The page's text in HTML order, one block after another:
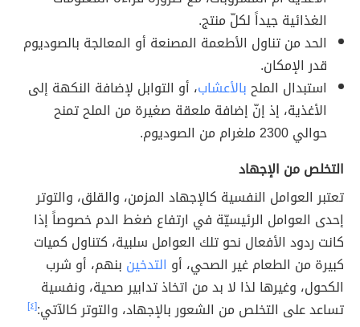
الغذائية جيداً لكلّ منتج.
الحد من تناول الأطعمة المصنعة أو المعالجة بالصوديوم
قدر الإمكان.
استبدال الملحبالأعشاب، أو التوابل لإضافة النكهة إلى
الأغذية، إذ إنّ إضافة ملعقة صغيرة من الملح تمنح
حوالي 2300 ملغرام من الصوديوم.
التخلص من الإجهاد
تعتبر العوامل النفسية كالإجهاد المزمن، والقلق، والتوتر
إحدى العوامل الرئيسيّة في ارتفاع ضغط الدم خصوصاً إذا
كانت ردود الأفعال نحو تلك العوامل سلبية، كتناول كميات
كبيرة من الطعام غير الصحي، أو التدخين بنهم، أو شرب
الكحول، وغيرها لذا لا بد من اتخاذ تدابير صحية، ونفسية
تساعد على التخلص من الشعور بالإجهاد، والتوتر كالآتي:[٤]